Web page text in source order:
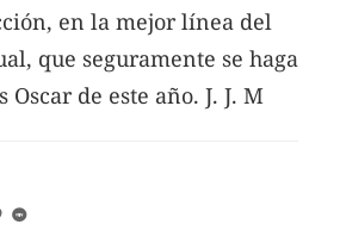
en la mejor línea del
que seguramente se haga
de este año. J. J. M